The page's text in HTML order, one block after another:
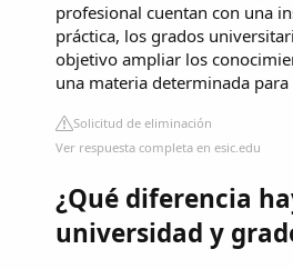
profesional cuentan con una
práctica, los grados
objetivo ampliar los
una materia determinada
Solicitud de eliminación
Ver respuesta completa en esic.edu
¿Qué diferencia
universidad y